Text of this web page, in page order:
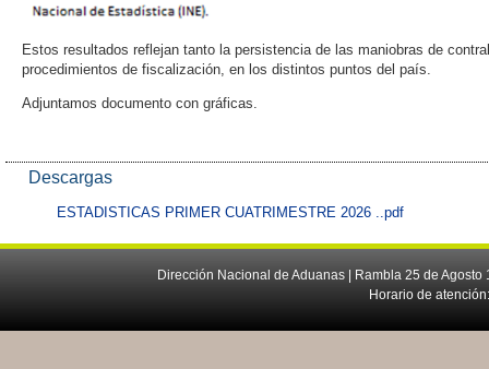
Estos resultados reflejan tanto la persistencia de las maniobras de
procedimientos de fiscalización, en los distintos puntos del país.
Adjuntamos documento con gráficas.
Descargas
ESTADISTICAS PRIMER CUATRIMESTRE 2026 ..pdf
Dirección Nacional de Aduanas | Rambla 25 de
Horario de